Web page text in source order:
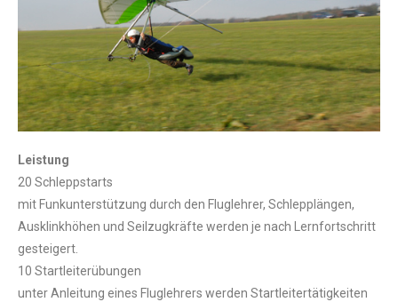
Leistung
20 Schleppstarts
mit Funkunterstützung durch den Fluglehrer, Schlepplängen,
Ausklinkhöhen und Seilzugkräfte werden je nach Lernfortschritt
gesteigert.
10 Startleiterübungen
unter Anleitung eines Fluglehrers werden Startleitertätigkeiten